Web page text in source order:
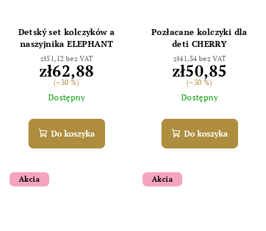
Detský set kolczyków a
naszyjnika ELEPHANT
zł51,12 bez VAT
zł62,88
(–30 %)
Dostępny
Do koszyka
Pozłacane kolczyki dla
deti CHERRY
zł41,34 bez VAT
zł50,85
(–30 %)
Dostępny
Do koszyka
Akcia Akcia